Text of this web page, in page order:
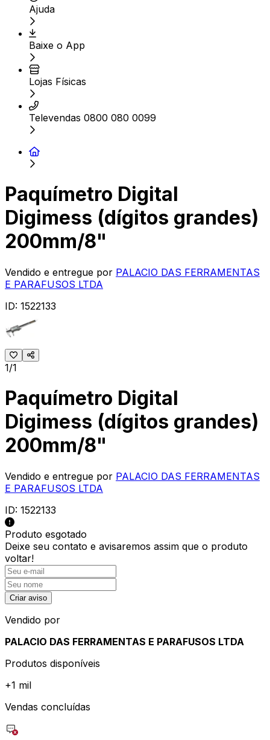
Ajuda
Baixe o App
Lojas Físicas
Televendas 0800 080 0099
Paquímetro Digital
Digimess (dígitos grandes)
200mm/8"
Vendido e entregue por PALACIO DAS FERRAMENTAS
E PARAFUSOS LTDA
ID: 1522133
1/1
Paquímetro Digital
Digimess (dígitos grandes)
200mm/8"
Vendido e entregue por PALACIO DAS FERRAMENTAS
E PARAFUSOS LTDA
ID: 1522133
Produto esgotado
Deixe seu contato e avisaremos assim que o produto
voltar!
Criar aviso
Vendido por
PALACIO DAS FERRAMENTAS E PARAFUSOS LTDA
Produtos disponíveis
+1 mil
Vendas concluídas